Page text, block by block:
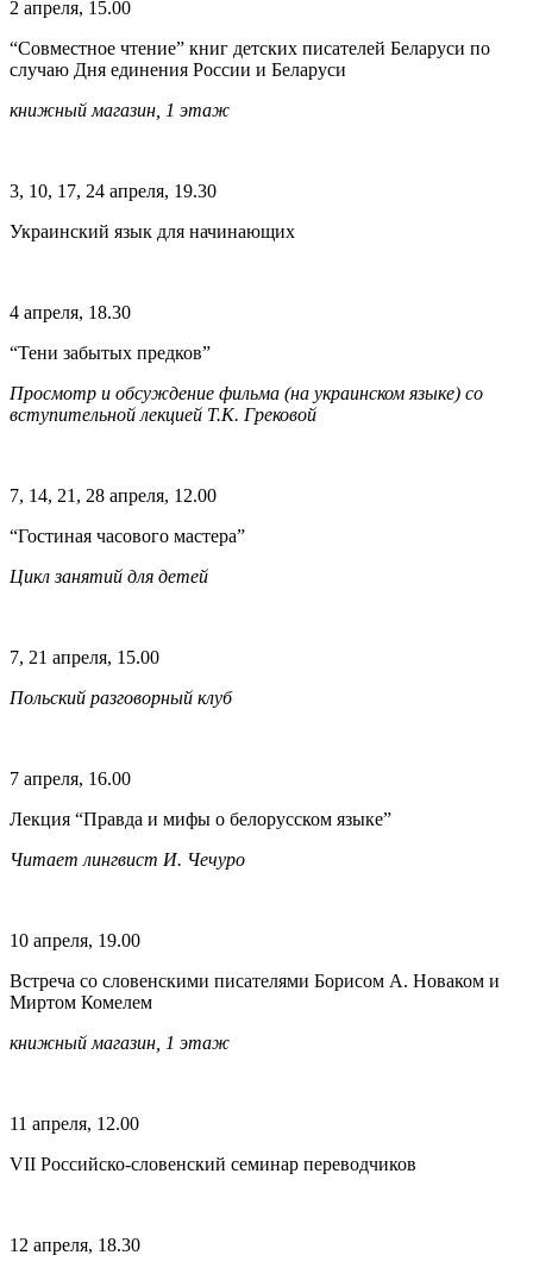
2 апреля, 15.00
“Совместное чтение” книг детских писателей Беларуси по
случаю Дня единения России и Беларуси
книжный магазин, 1 этаж
3, 10, 17, 24 апреля, 19.30
Украинский язык для начинающих
4 апреля, 18.30
“Тени забытых предков”
Просмотр и обсуждение фильма (на украинском языке) со
вступительной лекцией Т.К. Грековой
7, 14, 21, 28 апреля, 12.00
“Гостиная часового мастера”
Цикл занятий для детей
7, 21 апреля, 15.00
Польский разговорный клуб
7 апреля, 16.00
Лекция “Правда и мифы о белорусском языке”
Читает лингвист И. Чечуро
10 апреля, 19.00
Встреча со словенскими писателями Борисом А. Новаком и
Миртом Комелем
книжный магазин, 1 этаж
11 апреля, 12.00
VII Российско-словенский семинар переводчиков
12 апреля, 18.30